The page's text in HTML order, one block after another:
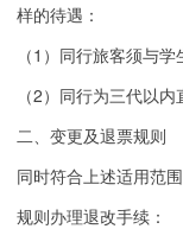
样的待遇：
（1）同行旅客须与
（2）同行为三代以
二、变更及退票规则
同时符合上述适用范
规则办理退改手续：